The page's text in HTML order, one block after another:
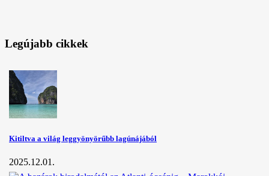
Legújabb cikkek
Kitiltva a világ leggyönyörűbb lagúnájából
2025.12.01.